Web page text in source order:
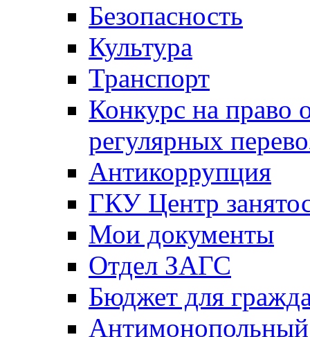
Безопасность
Культура
Транспорт
Конкурс на право
регулярных
Антикоррупция
ГКУ Центр
Мои документы
Отдел ЗАГС
Бюджет для
Антимонопольный